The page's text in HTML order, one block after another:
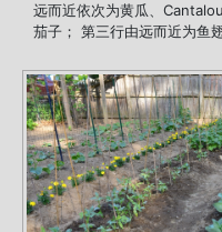
远而近依次为黄瓜、
茄子； 第三行由远而近为鱼